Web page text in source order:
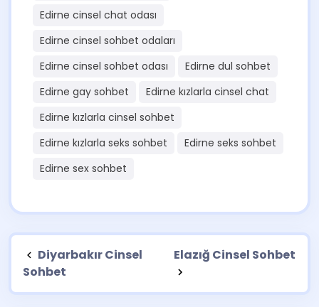
Edirne cinsel chat odası
Edirne cinsel sohbet odaları
Edirne cinsel sohbet odası
Edirne dul sohbet
Edirne gay sohbet
Edirne kızlarla cinsel chat
Edirne kızlarla cinsel sohbet
Edirne kızlarla seks sohbet
Edirne seks sohbet
Edirne sex sohbet
Diyarbakır Cinsel
Sohbet
Elazığ Cinsel Sohbet